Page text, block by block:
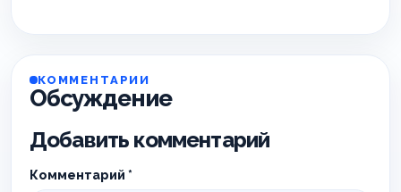
КОММЕНТАРИИ
Обсуждение
Добавить комментарий
Комментарий *